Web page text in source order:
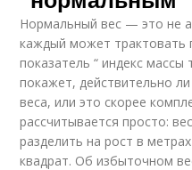
Нормальный вес — это не
каждый может трактовать
показатель “ индекс
покажет, действительно
веса, или это скорее
рассчитывается просто:
разделить на рост в
квадрат. Об избыточном